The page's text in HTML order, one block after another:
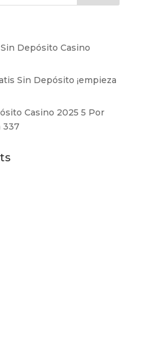
Depósito Casino
Sin Depósito ¡empieza
Casino 2025 5 Por
337